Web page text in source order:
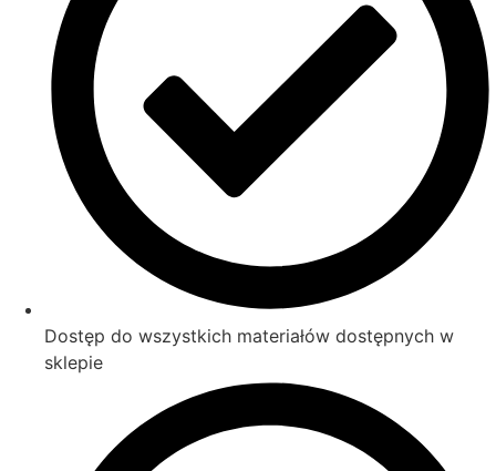
Dostęp do wszystkich materiałów dostępnych w
sklepie